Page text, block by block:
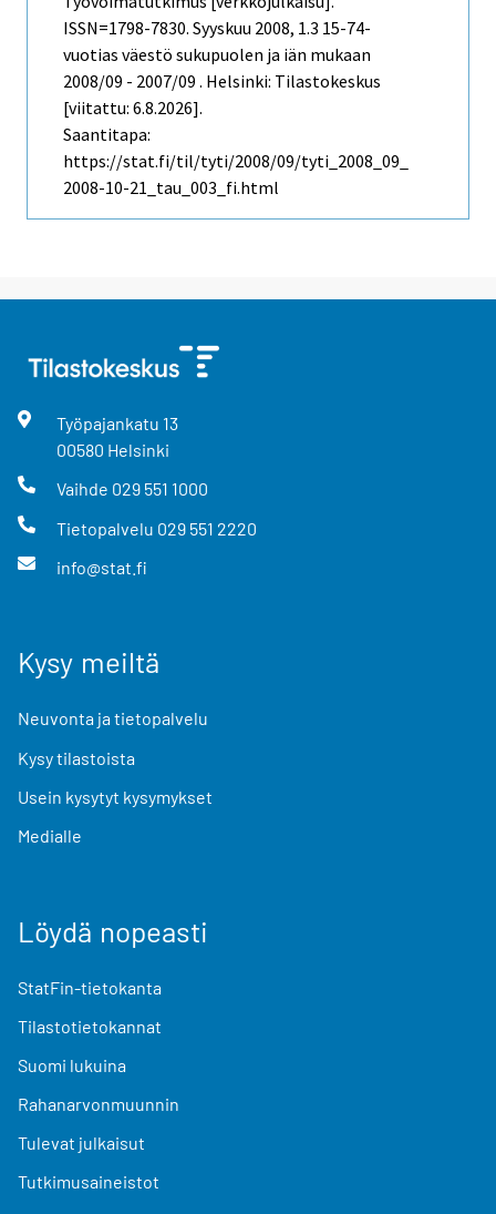
ISSN=1798-7830. Syyskuu 2008, 1.3 15-74-
vuotias väestö sukupuolen ja iän mukaan
2008/09 - 2007/09 . Helsinki: Tilastokeskus
[viitattu: 6.8.2026].
Saantitapa:
https://stat.fi/til/tyti/2008/09/tyti_2008_09_
2008-10-21_tau_003_fi.html
Työpajankatu 13
00580 Helsinki
Vaihde 029 551 1000
Tietopalvelu 029 551 2220
info@stat.fi
Kysy meiltä
Neuvonta ja tietopalvelu
Kysy tilastoista
Usein kysytyt kysymykset
Medialle
Löydä nopeasti
StatFin-tietokanta
Tilastotietokannat
Suomi lukuina
Rahanarvonmuunnin
Tulevat julkaisut
Tutkimusaineistot